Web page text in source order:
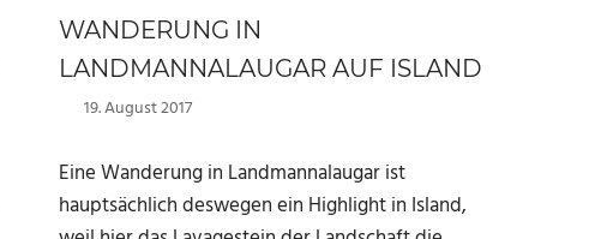
WANDERUNG IN
LANDMANNALAUGAR AUF ISLAND
19. August 2017
Eine Wanderung in Landmannalaugar ist
hauptsächlich deswegen ein Highlight in Island,